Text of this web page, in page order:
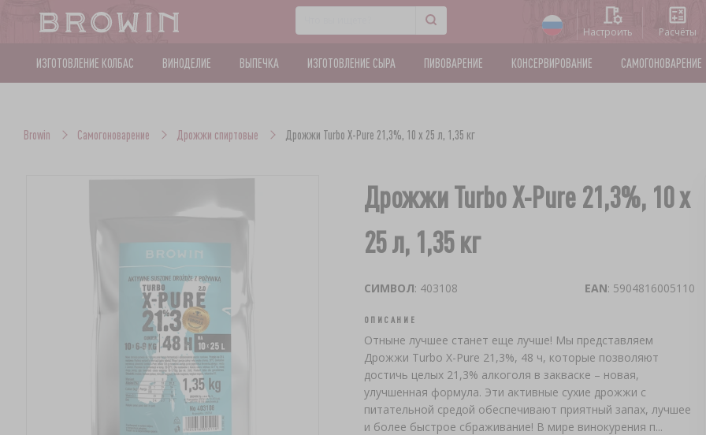
Настроить Расчёты
ИЗГОТОВЛЕНИЕ КОЛБАС ВИНОДЕЛИЕ ВЫПЕЧКА ИЗГОТОВЛЕНИЕ СЫРА ПИВОВАРЕНИЕ КОНСЕРВИРОВАНИЕ САМОГОНОВАРЕНИЕ
Browin Самогоноварение Дрожжи спиртовые Дрожжи Turbo X-Pure 21,3%, 10 x 25 л, 1,35 кг
Дрожжи Turbo X-Pure 21,3%, 10 x
25 л, 1,35 кг
СИМВОЛ: 403108 EAN: 5904816005110
ОПИСАНИЕ
Отныне лучшее станет еще лучше! Мы представляем
Дрожжи Turbo X-Pure 21,3%, 48 ч, которые позволяют
достичь целых 21,3% алкоголя в закваске – новая,
улучшенная формула. Эти активные сухие дрожжи с
питательной средой обеспечивают приятный запах, лучшее
и более быстрое сбраживание! В мире винокурения п...